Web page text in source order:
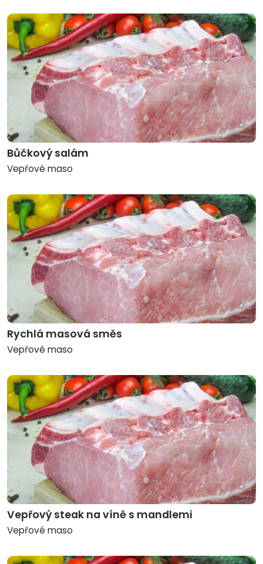
Bůčkový salám
Vepřové maso
Rychlá masová směs
Vepřové maso
Vepřový steak na víně s mandlemi
Vepřové maso